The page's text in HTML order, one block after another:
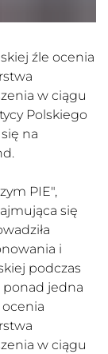
źle ocenia
w ciągu
Polskiego
na
PIE",
się
i
podczas
ponad jedna
w ciągu